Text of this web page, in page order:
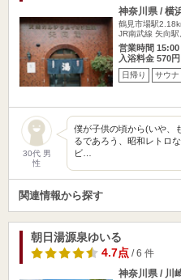
神奈川県 / 横
鶴見市場駅
JR南武線 矢向
営業時間
入浴料金 570円
日帰り サウナ
30代 男
性
僕が子供の頃から(いや、
るであろう、昭和レトロ
ビ…
関連情報から探す
朝日湯源泉ゆいる
4.7点/ 6 件
神奈川県 / 川